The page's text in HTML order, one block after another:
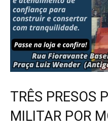
TRÊS PRESOS
MILITAR POR